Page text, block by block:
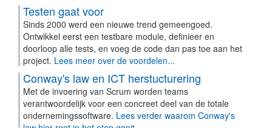
Testen gaat voor
Sinds 2000 werd een nieuwe trend gemeengoed.
Ontwikkel eerst een testbare module, definieer en
doorloop alle tests, en voeg de code dan pas toe aan het
project. Lees meer over de voordelen...
Conway's law en ICT herstucturering
Met de invoering van Scrum worden teams
verantwoordelijk voor een concreet deel van de totale
ondernemingssoftware. Lees verder waarom Conway's